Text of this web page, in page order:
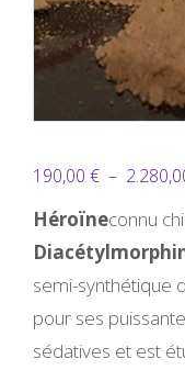
190,00 € –
Héroïneconnu
semi-synthétique
pour ses
sédatives et est